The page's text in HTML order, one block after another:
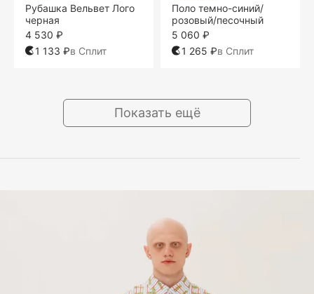
Рубашка Вельвет Лого
черная
4 530 ₽
1 133 ₽в Сплит
Поло темно-синий/
розовый/песочный
5 060 ₽
1 265 ₽в Сплит
Показать ещё